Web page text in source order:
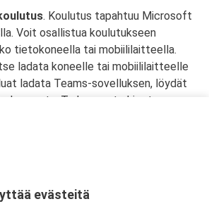
. Koulutus tapahtuu Microsoft
Voit osallistua koulutukseen
tietokoneella tai mobiililaitteella.
ladata koneelle tai mobiililaitteelle
ladata Teams-sovelluksen, löydät
Tarkemmat ohjeet
evästeitä